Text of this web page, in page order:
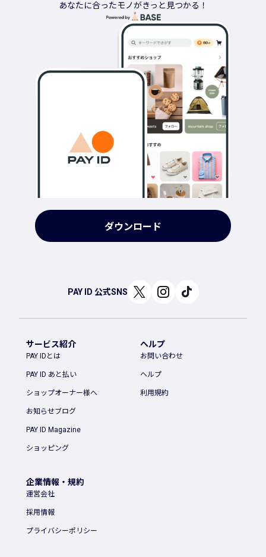
あなたに合ったモノがきっと見つかる！
ダウンロード
PAY ID 公式SNS
サービス紹介
PAY IDとは
PAY ID あと払い
ショップオーナー様へ
お知らせブログ
PAY ID Magazine
ショッピング
ヘルプ
お問い合わせ
ヘルプ
利用規約
企業情報・規約
運営会社
採用情報
プライバシーポリシー